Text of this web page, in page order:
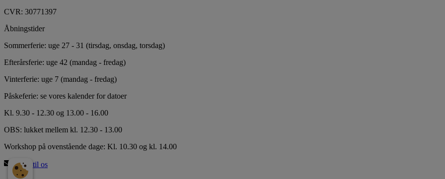
CVR: 30771397
Åbningstider
Sommerferie: uge 27 - 31 (tirsdag, onsdag, torsdag)
Efterårsferie: uge 42 (mandag - fredag)
Vinterferie: uge 7 (mandag - fredag)
Påskeferie: se vores kalender for datoer
Kl. 9.30 - 12.30 og 13.00 - 16.00
OBS: lukket mellem kl. 12.30 - 13.00
Workshop på ovenstående dage: Kl. 10.30 og kl. 14.00
Skriv til os